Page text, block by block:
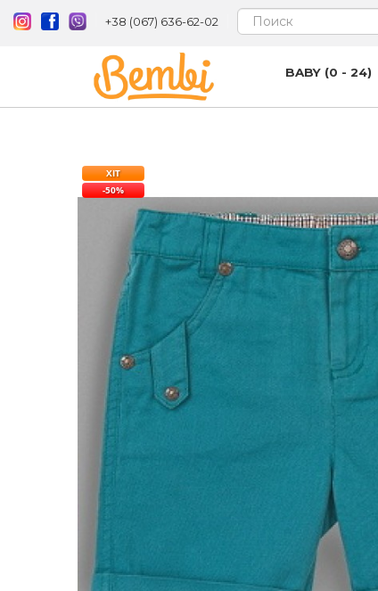
+38 (067) 636-62-02
BABY (0 - 24)
ХІТ
-50%